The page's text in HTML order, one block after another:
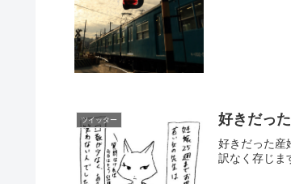
ツイッター 好きだっ
好きだった産
訳なく存じま